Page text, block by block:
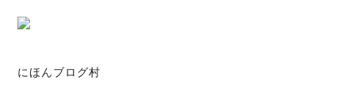
にほんブログ村